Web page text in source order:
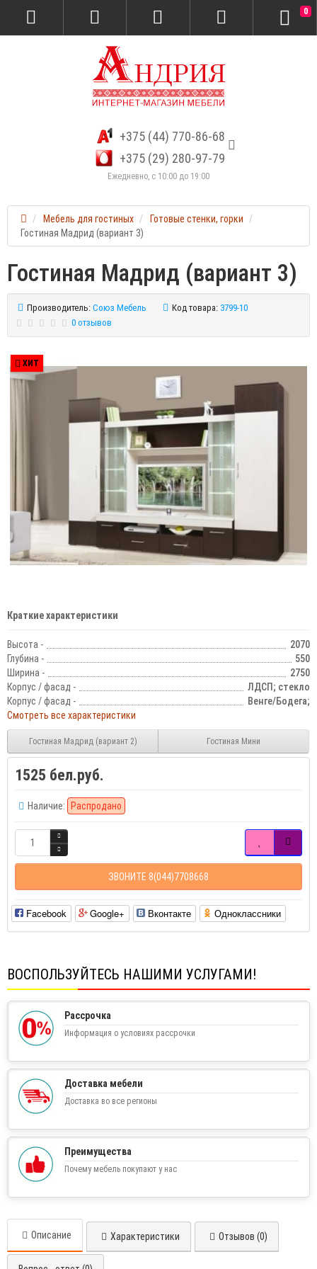
+375 (44) 770-86-68
+375 (29) 280-97-79
Ежедневно, с 10:00 до 19:00
0
Мебель для гостиных
Готовые стенки, горки
Гостиная Мадрид (вариант 3)
Гостиная Мадрид (вариант 3)
Производитель: Союз Мебель Код товара: 3799-10
0 отзывов
ХИТ
Краткие характеристики
Высота -
2070
Глубина -
550
Ширина -
2750
Корпус / фасад -
ЛДСП; стекло
Корпус / фасад -
Венге/Бодега;
Смотреть все характеристики
Гостиная Мадрид (вариант 2) Гостиная Мини
1525 бел.руб.
Наличие: Распродано
ЗВОНИТЕ 8(044)7708668
Facebook Google+ Вконтакте Одноклассники
ВОСПОЛЬЗУЙТЕСЬ НАШИМИ УСЛУГАМИ!
Рассрочка
Информация о условиях рассрочки
Доставка мебели
Доставка во все регионы
Преимущества
Почему мебель покупают у нас
Описание Характеристики Отзывов (0)